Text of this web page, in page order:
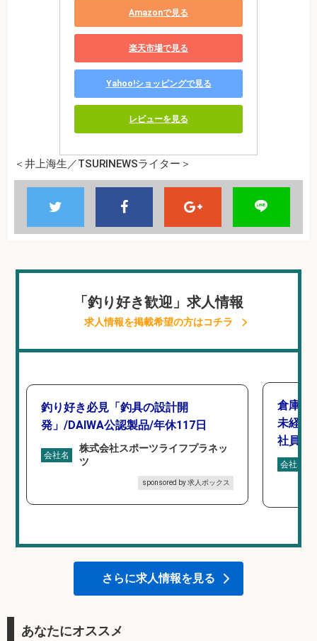
Amazonで見る
楽天市場で見る
Yahoo!ショッピングで見る
レビューを見る
＜井上海生／TSURINEWSライター＞
「釣り好き歓迎」求人情報
求人情報を掲載希望の方はコチラ
釣り好き必見「釣具の設計開
発」/DAIWA公認製品/年休117日
会社名
株式会社スポーツライフプラネッ
ツ
sponsored by 求人ボックス
倉庫で
未経験
社員登
会社名
さらに求人情報を見る
あなたにオススメ